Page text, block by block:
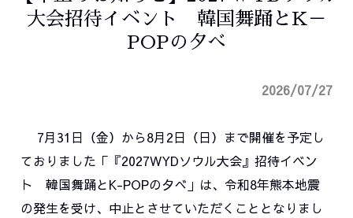
大会招待イベント 韓国舞踊とK－
POPの夕べ
2026/07/27
7月31日（金）から8月2日（日）まで開催を予定し
ておりました「『2027WYDソウル大会』招待イベン
ト 韓国舞踊とK-POPの夕べ」は、令和8年熊本地震
の発生を受け、中止とさせていただくこととなりまし